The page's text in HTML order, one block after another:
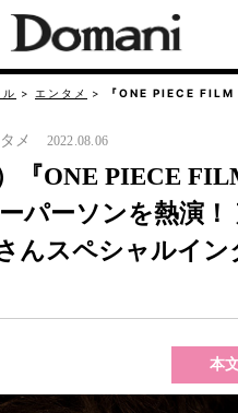
エンタメ 『ONE PIECE
メ 2022.08.06
『ONE PIECE
パーソンを熱演！
んスペシャルイン
本